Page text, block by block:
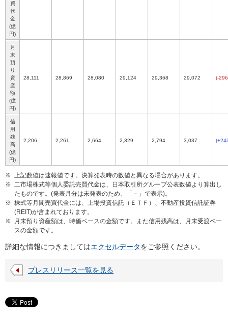
買
代
金
(億
円)
月
末
預
り
資
産
額
(億
円)
28,111 28,869 28,080 29,124 29,368 29,072 (-
信
用
残
高
(億
円)
2,206 2,261 2,664 2,329 2,794 3,037
※ 上記数値は速報値です。決算発表時の数値と異なる場合があります。
※ 二市場株式等個人委託売買代金は、日本取引所グループ公表数値より算出し
たものです。(発表月分は未発表のため、「－」で表示)。
※ 株式等月間売買代金には、上場投資信託（ＥＴＦ）、不動産投資信託証券
(REIT)が含まれております。
※
月末預り資産額は、時価ベースの金額です。また信用残高は、月末受渡ベー
スの金額です。
詳細な情報につきましてはエクセルデータをご参照ください。
プレスリリース一覧を見る